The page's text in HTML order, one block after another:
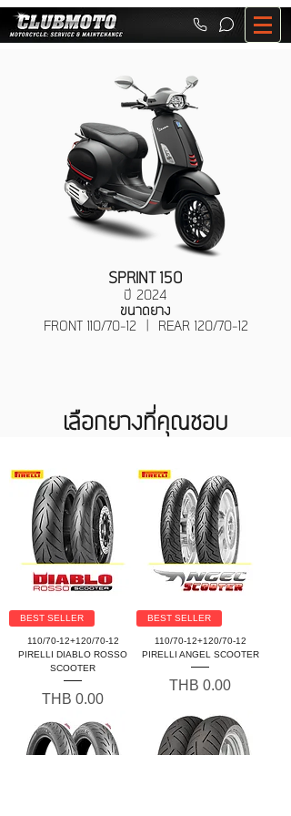
SPRINT 150
ปี 2024
ขนาดยาง
FRONT 110/70-12 | REAR 120/70-12
เลือกยางที่คุณชอบ
BEST SELLER
110/70-12+120/70-12
PIRELLI DIABLO ROSSO
SCOOTER
Price
THB 0.00
BEST SELLER
110/70-12+120/70-12
PIRELLI ANGEL SCOOTER
Price
THB 0.00